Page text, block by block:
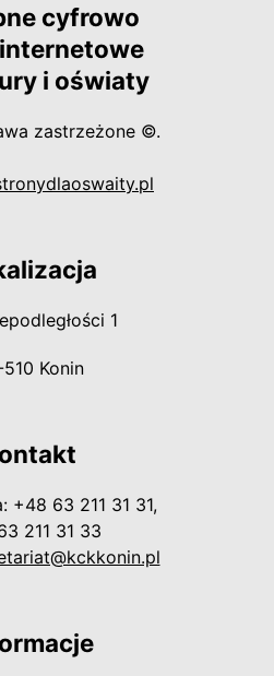
cyfrowo
i oświaty
zastrzeżone ©.
1
Konin
+48 63 211 31 31,
211 31 33